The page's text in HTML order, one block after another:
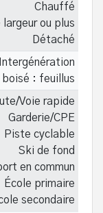
Chauffé
largeur ou plus
Détaché
Intergénération
boisé : feuillus
Voie rapide
Garderie/CPE
Piste cyclable
Ski de fond
en commun
École primaire
secondaire